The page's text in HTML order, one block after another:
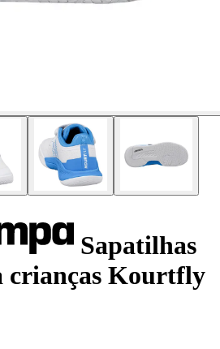
Sapatilhas
crianças Kourtfly